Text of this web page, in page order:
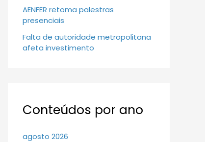
AENFER retoma palestras
presenciais
Falta de autoridade metropolitana
afeta investimento
Conteúdos por ano
agosto 2026